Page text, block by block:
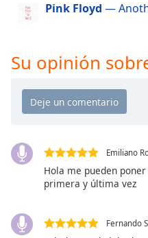
cancel
the
window.
Color
Opacity
Background
Color
Pink Floyd —
Su opinión
Emiliano
Hola me pueden
primera y última vez
Fernando